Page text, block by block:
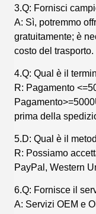
3.Q: Fornisci
A: Sì, potremmo
gratuitamente; è
costo del trasporto.
4.Q: Qual è il
R: Pagamento
prima della
5.D: Qual è il
R: Possiamo
PayPal, Western
6.Q: Fornisce il
A: Servizi OEM e